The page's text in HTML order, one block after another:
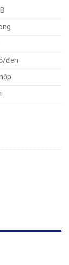
đen